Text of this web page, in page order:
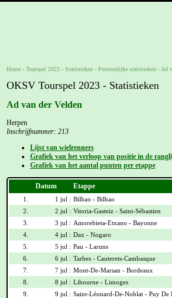
Home- Tourspel 2023- Statistieken - Persoonlijke statistieken- Ad
OKSV Tourspel 2023 - Statistieken
Ad van der Velden
Herpen
Inschrijfnummer: 213
Lijst van wielrenners
Grafiek van het verloop van positie in de
Grafiek van het aantal punten per etappe
Datum Etappe
1. 1 jul : Bilbao - Bilbao
2.
2 jul : Vitoria-Gasteiz - Saint-Sébastien
3.
3 jul : Amorebieta-Etxano - Bayonne
4.
4 jul : Dax - Nogaro
5.
5 jul : Pau - Laruns
6.
6 jul : Tarbes - Cauterets-Cambasque
7.
7 jul : Mont-De-Marsan - Bordeaux
8.
8 jul : Libourne - Limoges
9.
9 jul : Saint-Léonard-De-Noblat - Puy De